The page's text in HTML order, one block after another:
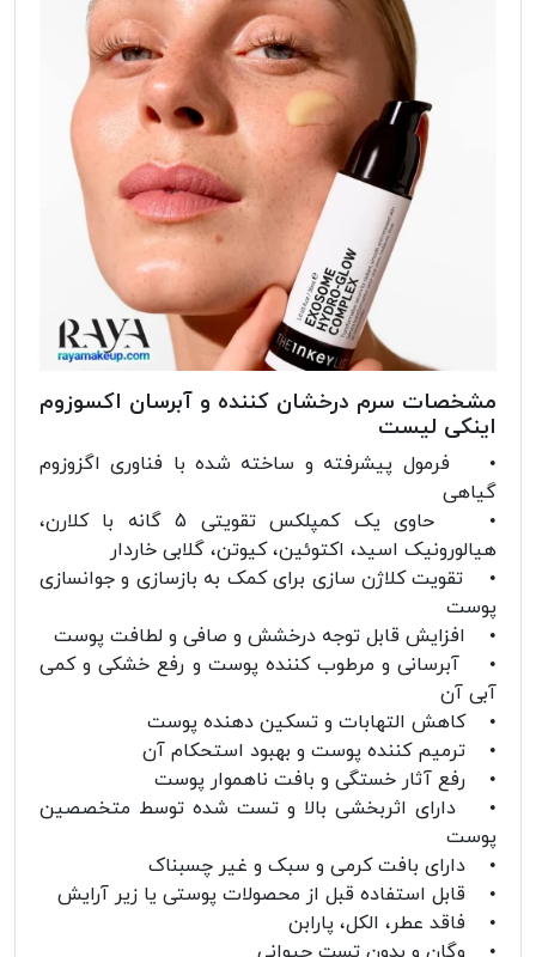
مشخصات سرم درخشان کننده و آبرسان اکسوزوم
اینکی لیست
• فرمول پیشرفته و ساخته شده با فناوری اگزوزوم
گیاهی
• حاوی یک کمپلکس تقویتی 5 گانه با کلارن،
هیالورونیک اسید، اکتوئین، کیوتن، گلابی خاردار
• تقویت کلاژن سازی برای کمک به بازسازی و جوانسازی
پوست
• افزایش قابل توجه درخشش و صافی و لطافت پوست
• آبرسانی و مرطوب کننده پوست و رفع خشکی و کمی
آبی آن
• کاهش التهابات و تسکین دهنده پوست
• ترمیم کننده پوست و بهبود استحکام آن
• رفع آثار خستگی و بافت ناهموار پوست
• دارای اثربخشی بالا و تست شده توسط متخصصین
پوست
• دارای بافت کرمی و سبک و غیر چسبناک
• قابل استفاده قبل از محصولات پوستی یا زیر آرایش
• فاقد عطر، الکل، پارابن
• وگان و بدون تست حیوانی